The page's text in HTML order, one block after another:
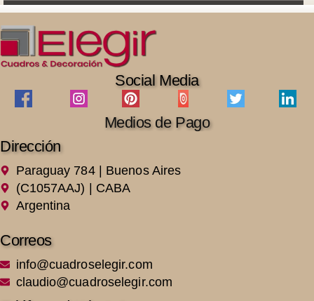
Social Media
Medios de Pago
Dirección
Paraguay 784 | Buenos Aires
(C1057AAJ) | CABA
Argentina
Correos
info@cuadroselegir.com
claudio@cuadroselegir.com